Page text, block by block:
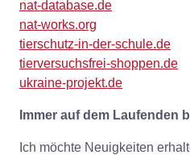
nat-database.de
nat-works.org
tierschutz-in-der-schule.de
tierversuchsfrei-shoppen.de
ukraine-projekt.de
Immer auf dem Laufenden
Ich möchte Neuigkeiten